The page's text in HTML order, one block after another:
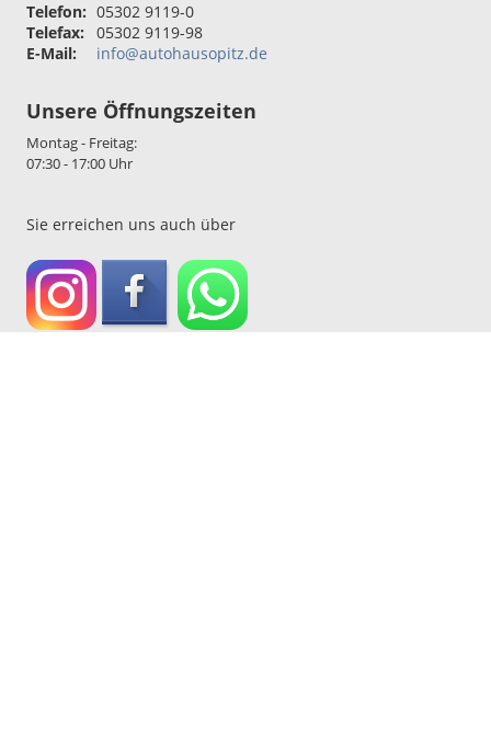
Telefon: 05302 9119-0
Telefax:
05302 9119-98
E-Mail:
info@autohausopitz.de
Unsere Öffnungszeiten
Montag - Freitag:
07:30 - 17:00 Uhr
Sie erreichen uns auch über